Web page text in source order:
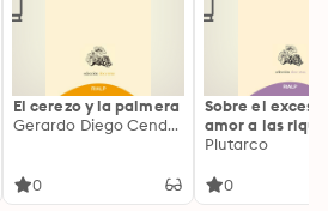
El cerezo y la palmera
Gerardo Diego Cendoya
0
Sobre el
amor a las
Plutarco
0